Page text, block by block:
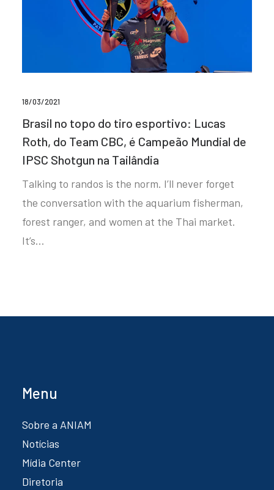
18/03/2021
Brasil no topo do tiro esportivo: Lucas
Roth, do Team CBC, é Campeão Mundial de
IPSC Shotgun na Tailândia
Talking to randos is the norm. I’ll never forget
the conversation with the aquarium fisherman,
forest ranger, and women at the Thai market.
It’s…
Menu
Sobre a ANIAM
Notícias
Mídia Center
Diretoria